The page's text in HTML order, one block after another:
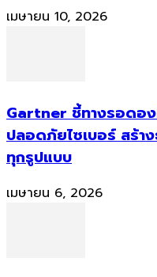
เมษายน 10, 2026
Gartner ชี้ทางรอดอง
ปลอดภัยไซเบอร์ สร้า
ทุกรูปแบบ
เมษายน 6, 2026